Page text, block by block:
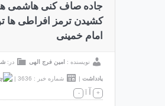
جاده صاف کنی هاشمی
کشیدن ترمز افراطی ها
امام خمینی
نویسنده : امین فرج الهی در:
یادداشت | شماره خبر : 3636 |
+ آ آ -